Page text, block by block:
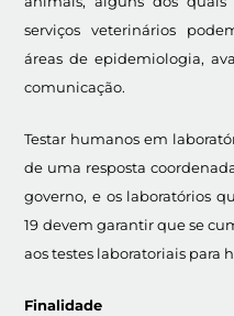
serviços veterinários
áreas de epidemiologia,
comunicação.
Testar humanos em
de uma resposta
governo, e os laboratórios
19 devem garantir que se
aos testes laboratoriais para
Finalidade